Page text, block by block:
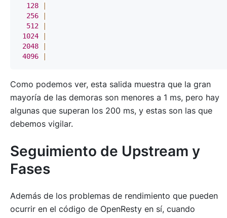
128
256
512
1024
2048
4096
Como podemos ver, esta salida muestra que la gran
mayoría de las demoras son menores a 1 ms, pero hay
algunas que superan los 200 ms, y estas son las que
debemos vigilar.
Seguimiento de Upstream y
Fases
Además de los problemas de rendimiento que pueden
ocurrir en el código de OpenResty en sí, cuando